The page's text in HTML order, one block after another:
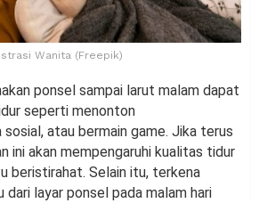
Wanita (Freepik)
ponsel sampai larut malam dapat
seperti menonton
sosial, atau bermain game. Jika terus
ini akan mempengaruhi kualitas tidur
beristirahat. Selain itu, terkena
dari layar ponsel pada malam hari